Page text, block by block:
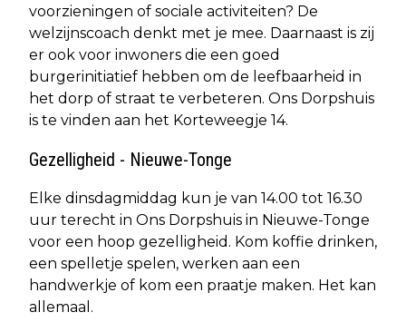
voorzieningen of sociale activiteiten? De
welzijnscoach denkt met je mee. Daarnaast is zij
er ook voor inwoners die een goed
burgerinitiatief hebben om de leefbaarheid in
het dorp of straat te verbeteren. Ons Dorpshuis
is te vinden aan het Korteweegje 14.
Gezelligheid - Nieuwe-Tonge
Elke dinsdagmiddag kun je van 14.00 tot 16.30
uur terecht in Ons Dorpshuis in Nieuwe-Tonge
voor een hoop gezelligheid. Kom koffie drinken,
een spelletje spelen, werken aan een
handwerkje of kom een praatje maken. Het kan
allemaal.